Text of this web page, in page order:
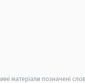
матеріали позначені